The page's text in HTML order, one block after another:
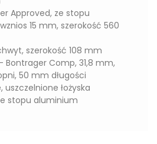
Approved, ze stopu
15 mm, szerokość 560
szerokość 108 mm
Bontrager Comp, 31,8 mm,
50 mm długości
łożyska
stopu aluminium